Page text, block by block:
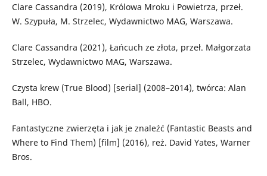
Clare Cassandra (2019), Królowa Mroku i Powietrza, przeł.
W. Szypuła, M. Strzelec, Wydawnictwo MAG, Warszawa.
Clare Cassandra (2021), Łańcuch ze złota, przeł. Małgorzata
Strzelec, Wydawnictwo MAG, Warszawa.
Czysta krew (True Blood) [serial] (2008–2014), twórca: Alan
Ball, HBO.
Fantastyczne zwierzęta i jak je znaleźć (Fantastic Beasts and
Where to Find Them) [film] (2016), reż. David Yates, Warner
Bros.